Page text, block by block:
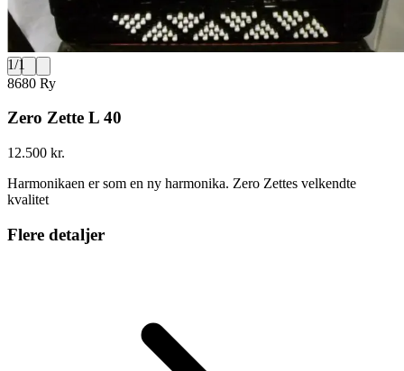
1/1
8680 Ry
Zero Zette L 40
12.500 kr.
Harmonikaen er som en ny harmonika. Zero Zettes velkendte
kvalitet
Flere detaljer